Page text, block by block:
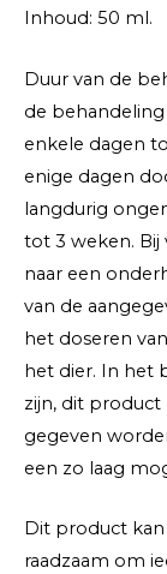
Inhoud: 50 ml.
Duur van de
de
enkele dagen
enige dagen
langdurig
tot 3 weken.
naar een
van de
het doseren
het dier. In het
zijn, dit product
gegeven
een zo laag
Dit product
raadzaam om